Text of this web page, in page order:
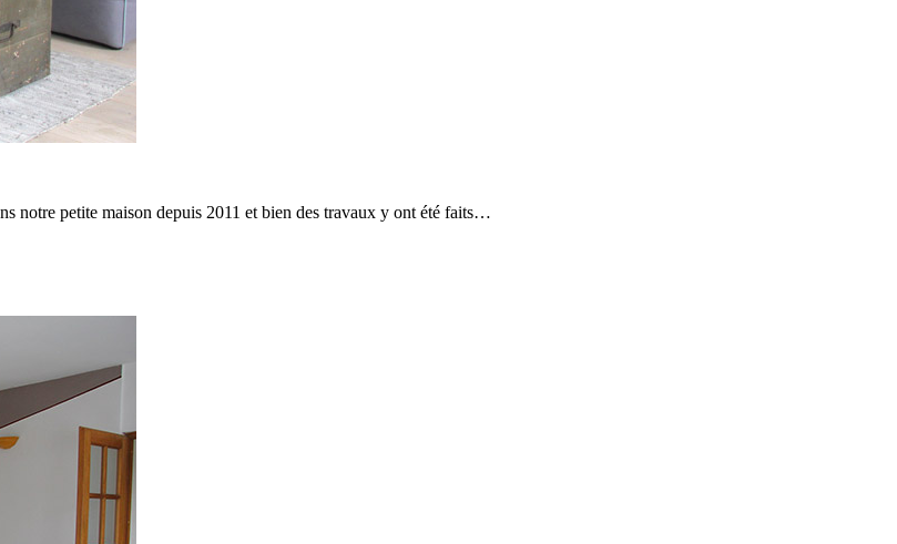
notre petite maison depuis 2011 et bien des travaux y ont été faits…